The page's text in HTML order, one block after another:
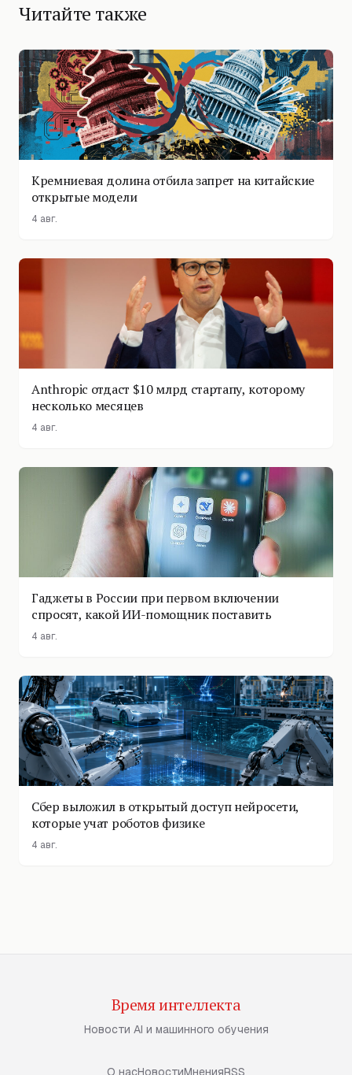
Читайте также
Кремниевая долина отбила запрет на китайские
открытые модели
4 авг.
Anthropic отдаст $10 млрд стартапу, которому
несколько месяцев
4 авг.
Гаджеты в России при первом включении
спросят, какой ИИ-помощник поставить
4 авг.
Сбер выложил в открытый доступ нейросети,
которые учат роботов физике
4 авг.
Время интеллекта
Новости AI и машинного обучения
О насНовостиМненияRSS